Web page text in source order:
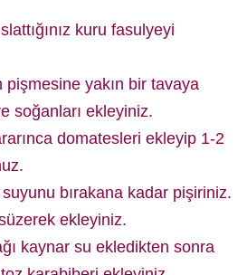
kuru fasulyeyi
yakın bir tavaya
soğanları ekleyiniz.
domatesleri ekleyip 1-2
bırakana kadar pişiriniz.
ekleyiniz.
kaynar su ekledikten sonra